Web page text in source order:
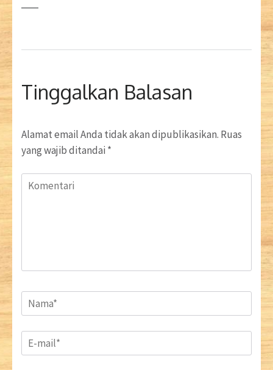
Tinggalkan Balasan
Alamat email Anda tidak akan dipublikasikan. Ruas
yang wajib ditandai *
Komentari
Name*
Email*